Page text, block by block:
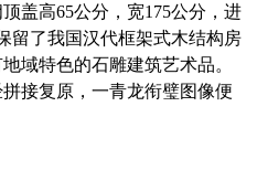
盖高65公分，宽175公分，进
留了我国汉代框架式木结构房
域特色的石雕建筑艺术品。
接复原，一青龙衔璧图像便